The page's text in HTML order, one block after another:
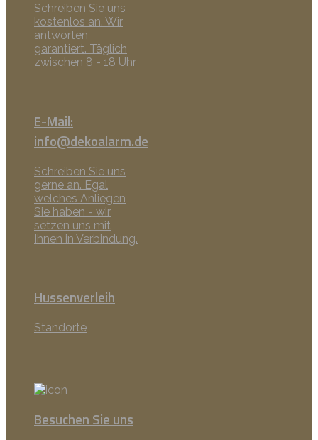
Schreiben Sie uns
kostenlos an. Wir
antworten
garantiert. Täglich
zwischen 8 - 18 Uhr
E-Mail:
info@dekoalarm.de
Schreiben Sie uns
gerne an. Egal
welches Anliegen
Sie haben - wir
setzen uns mit
Ihnen in Verbindung.
Hussenverleih
Standorte
Besuchen Sie uns